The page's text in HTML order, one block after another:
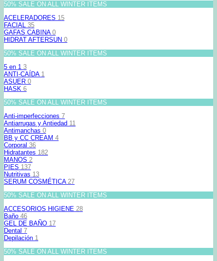
50% SALE ON ALL WINTER ITEMS
ACELERADORES 15
FACIAL 35
GAFAS CABINA 0
HIDRAT AFTERSUN 0
50% SALE ON ALL WINTER ITEMS
5 en 1 3
ANTI-CAÍDA 1
ASUER 0
HASK 6
50% SALE ON ALL WINTER ITEMS
Anti-imperfecciones 7
Antiarrugas y Antiedad 11
Antimanchas 0
BB y CC CREAM 4
Corporal 36
Hidratantes 182
MANOS 2
PIES 137
Nutritivas 13
SERUM COSMÉTICA 27
50% SALE ON ALL WINTER ITEMS
ACCESORIOS HIGIENE 28
Baño 46
GEL DE BAÑO 17
Dental 7
Depilación 1
50% SALE ON ALL WINTER ITEMS